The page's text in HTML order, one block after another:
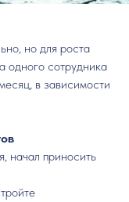
но для роста
одного сотрудника
в зависимости
начал приносить